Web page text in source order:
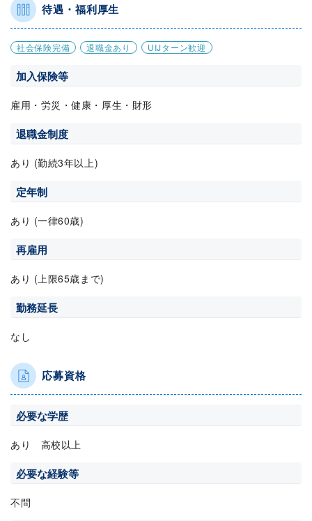
待遇・福利厚生
社会保険完備 退職金あり UIJターン歓迎
加入保険等
雇用・労災・健康・厚生・財形
退職金制度
あり (勤続3年以上)
定年制
あり (一律60歳)
再雇用
あり (上限65歳まで)
勤務延長
なし
応募資格
必要な学歴
あり 高校以上
必要な経験等
不問